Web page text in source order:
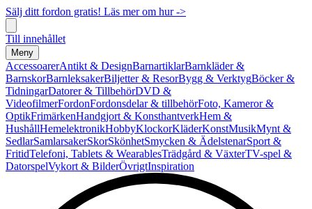
Sälj ditt fordon gratis! Läs mer om hur ->
Till innehållet
Meny
AccessoarerAntikt & DesignBarnartiklarBarnkläder &
BarnskorBarnleksakerBiljetter & ResorBygg & VerktygBöcker &
TidningarDatorer & TillbehörDVD &
VideofilmerFordonFordonsdelar & tillbehörFoto, Kameror &
OptikFrimärkenHandgjort & KonsthantverkHem &
HushållHemelektronikHobbyKlockorKläderKonstMusikMynt &
SedlarSamlarsakerSkorSkönhetSmycken & ÄdelstenarSport &
FritidTelefoni, Tablets & WearablesTrädgård & VäxterTV-spel &
DatorspelVykort & BilderÖvrigtInspiration